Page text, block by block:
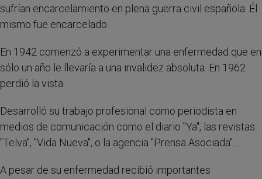
sufrían encarcelamiento en plena guerra civil española. Él
mismo fue encarcelado.
En 1942 comenzó a experimentar una enfermedad que en
sólo un año le llevaría a una invalidez absoluta. En 1962
perdió la vista.
Desarrolló su trabajo profesional como periodista en
medios de comunicación como el diario "Ya", las revistas
"Telva", "Vida Nueva", o la agencia "Prensa Asociada"...
A pesar de su enfermedad recibió importantes